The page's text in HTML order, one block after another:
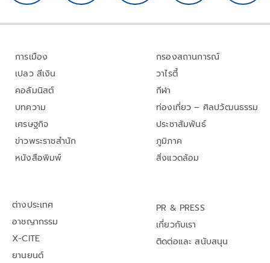
การเมือง
เปลว สีเงิน
คอลัมนิสต์
บทความ
เศรษฐกิจ
ข่าวพระราชสำนัก
หนังสือพิมพ์
กรองสถานการณ์
วาไรตี้
กีฬา
ท่องเที่ยว – ศิลปวัฒนธรรม
ประชาสัมพันธ์
ภูมิภาค
สิ่งแวดล้อม
ต่างประเทศ
อาชญากรรม
X-CITE
ยานยนต์
PR & PRESS
เกี่ยวกับเรา
ติดต่อและ สนับสนุน